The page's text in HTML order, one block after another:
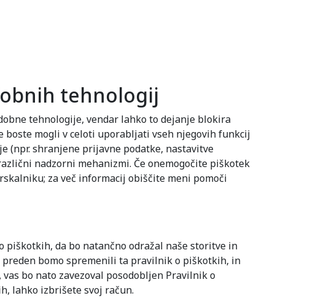
tehnologij
tehnologije, vendar lahko to dejanje blokira
boste mogli v celoti uporabljati vseh njegovih funkcij
(npr. shranjene prijavne podatke, nastavitve
nadzorni mehanizmi. Če onemogočite piškotek
za več informacij obiščite meni pomoči
da bo natančno odražal naše storitve in
preden bomo spremenili ta pravilnik o piškotkih, in
bo nato zavezoval posodobljen Pravilnik o
lahko izbrišete svoj račun.